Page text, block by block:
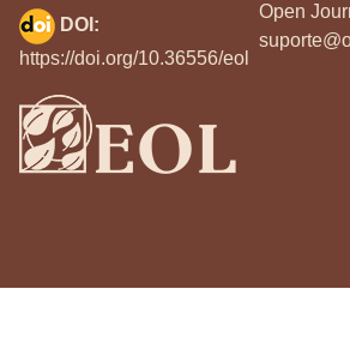
Open
DOI:
https://doi.org/10.36556/eol